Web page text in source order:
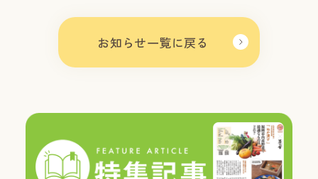
お知らせ一覧に戻る